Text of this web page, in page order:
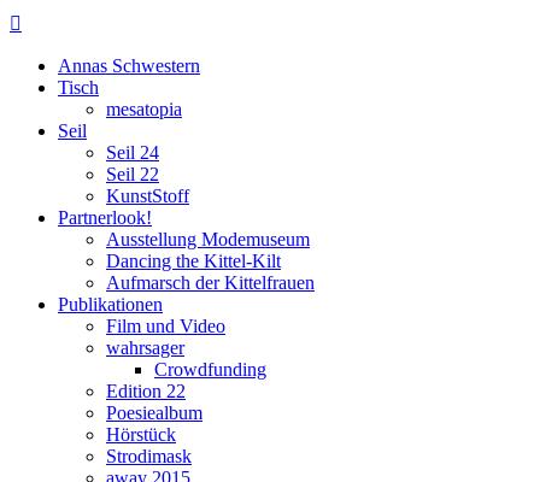

Annas Schwestern
Tisch
mesatopia
Seil
Seil 24
Seil 22
KunstStoff
Partnerlook!
Ausstellung Modemuseum
Dancing the Kittel-Kilt
Aufmarsch der Kittelfrauen
Publikationen
Film und Video
wahrsager
Crowdfunding
Edition 22
Poesiealbum
Hörstück
Strodimask
away 2015